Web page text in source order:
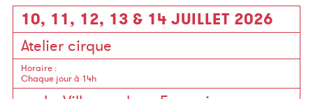
10, 11, 12, 13 & 14 JUILLET 2026
Atelier cirque
Horaire :
Chaque jour à 14h